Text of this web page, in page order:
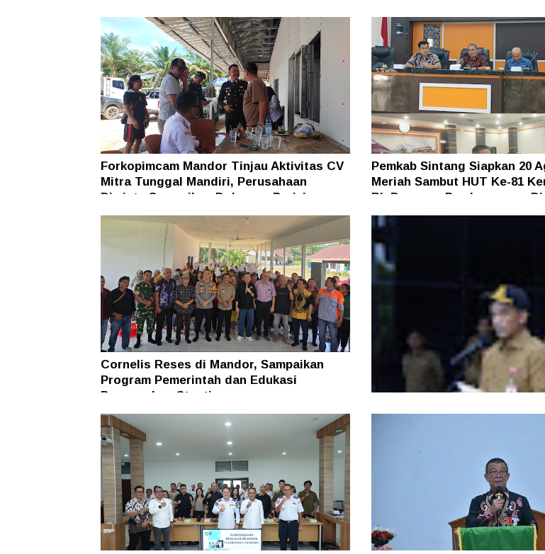
Forkopimcam Mandor Tinjau Aktivitas CV
Mitra Tunggal Mandiri, Perusahaan
Diminta Sampaikan Dokumen Perizinan
Pemkab Sintang Siapkan 20
Meriah Sambut HUT Ke-81
RI, Pameran Pembangunan
Cornelis Reses di Mandor, Sampaikan
Program Pemerintah dan Edukasi
Pencegahan Stunting
Di Tengah Efisiensi
Kaltara Pastikan TPP ASN